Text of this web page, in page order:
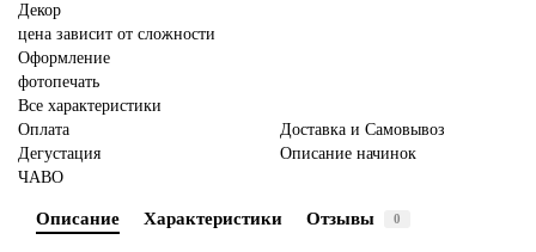
Декор
цена зависит от сложности
Оформление
фотопечать
Все характеристики
Оплата
Доставка и Самовывоз
Дегустация
Описание начинок
ЧАВО
Описание Характеристики Отзывы 0